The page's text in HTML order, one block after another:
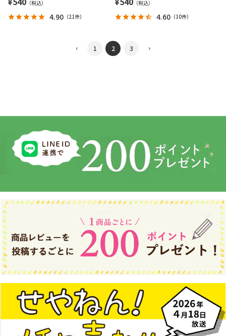
4.90 （21件） 4.60 （10件）
1 2 3